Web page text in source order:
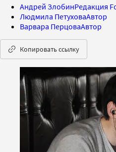
Андрей ЗлобинРедакция
Людмила ПетуховаАвтор
Варвара ПерцоваАвтор
Копировать ссылку